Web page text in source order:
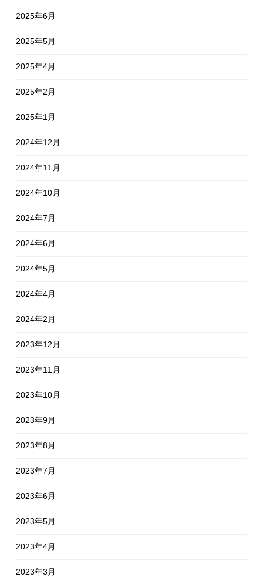
2025年6月
2025年5月
2025年4月
2025年2月
2025年1月
2024年12月
2024年11月
2024年10月
2024年7月
2024年6月
2024年5月
2024年4月
2024年2月
2023年12月
2023年11月
2023年10月
2023年9月
2023年8月
2023年7月
2023年6月
2023年5月
2023年4月
2023年3月